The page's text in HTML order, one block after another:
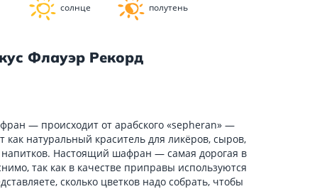
солнце полутень
Флауэр Рекорд
— происходит от арабского «sepheran» —
натуральный краситель для ликёров, сыров,
Настоящий шафран — самая дорогая в
так как в качестве приправы используются
сколько цветков надо собрать, чтобы